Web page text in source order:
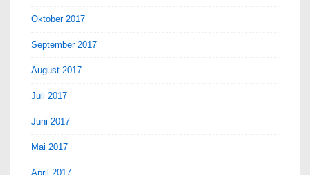
Oktober 2017
September 2017
August 2017
Juli 2017
Juni 2017
Mai 2017
April 2017